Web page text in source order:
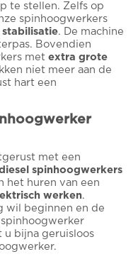
te stellen. Zelfs op
spinhoogwerkers
. De machine
Bovendien
met extra grote
niet meer aan de
hart een
met een
spinhoogwerkers
het huren van een
werken.
wil beginnen en de
u bijna geruisloos